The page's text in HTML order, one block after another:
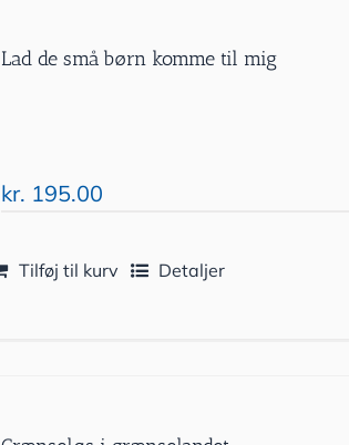
Lad de små børn komme til mig
kr. 195.00
Tilføj til kurv Detaljer